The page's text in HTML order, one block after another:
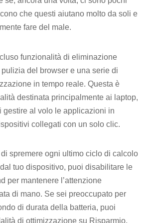
che questi aiutano molto da soli e
fare del male.
funzionalità di eliminazione
del browser e una serie di
in tempo reale. Questa è
destinata principalmente ai laptop,
gestire al volo le applicazioni in
collegati con un solo clic.
spremere ogni ultimo ciclo di calcolo
tuo dispositivo, puoi disabilitare le
per mantenere l’attenzione
di mano. Se sei preoccupato per
di durata della batteria, puoi
di ottimizzazione su Risparmio,